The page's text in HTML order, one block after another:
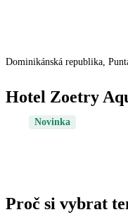
Dominikánská republika,
Hotel Zoetry
Novinka
Proč si vybrat